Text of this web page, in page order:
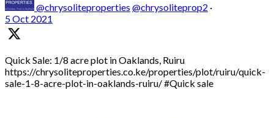
@chrysoliteproperties @chrysoliteprop2 ·
5 Oct 2021
Quick Sale: 1/8 acre plot in Oaklands, Ruiru
https://chrysoliteproperties.co.ke/properties/plot/ruiru/quick-
sale-1-8-acre-plot-in-oaklands-ruiru/ #Quick sale